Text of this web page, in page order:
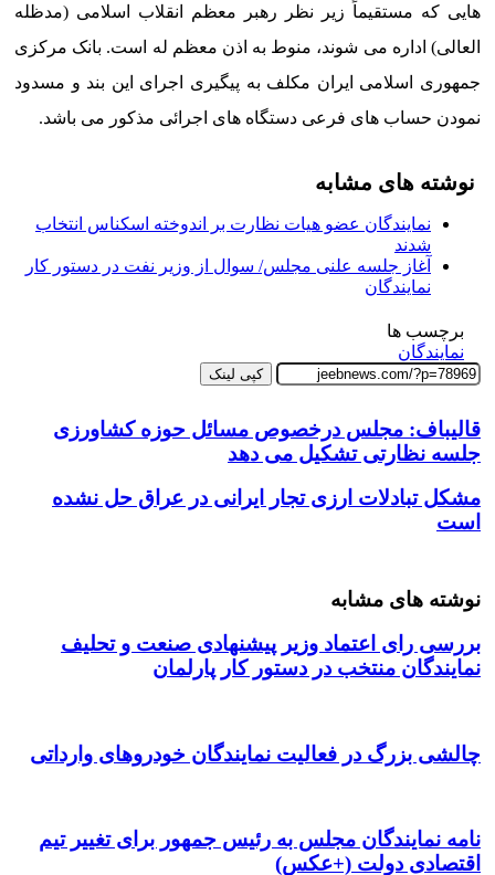
هایی که مستقیماً زیر نظر رهبر معظم انقلاب اسلامی (مدظله
العالی) اداره می شوند، منوط به اذن معظم له است. بانک مرکزی
جمهوری اسلامی ایران مکلف به پیگیری اجرای این بند و مسدود
نمودن حساب های فرعی دستگاه های اجرائی مذکور می باشد.
نوشته های مشابه
نمایندگان عضو هیات نظارت بر اندوخته اسکناس انتخاب
شدند
آغاز جلسه علنی مجلس/ سوال از وزیر نفت در دستور کار
نمایندگان
برچسب ها
نمایندگان
کپی لینک
قالیباف: مجلس درخصوص مسائل حوزه کشاورزی
جلسه نظارتی تشکیل می دهد
‌مشکل تبادلات ارزی تجار ایرانی در عراق حل نشده
است
نوشته های مشابه
بررسی رای اعتماد وزیر پیشنهادی صنعت و تحلیف
نمایندگان منتخب در دستور کار پارلمان
چالشی بزرگ در فعالیت نمایندگان خودروهای وارداتی
نامه نمایندگان مجلس به رئیس جمهور برای تغییر تیم
اقتصادی دولت (+عکس)